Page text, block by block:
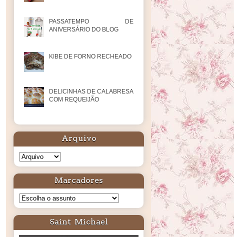
PASSATEMPO DE
ANIVERSÁRIO DO BLOG
KIBE DE FORNO RECHEADO
DELICINHAS DE CALABRESA
COM REQUEIJÃO
Arquivo
Marcadores
Saint Michael